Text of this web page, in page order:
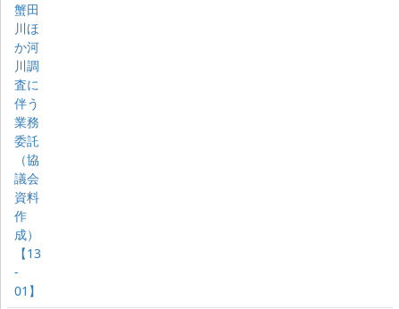
蟹田
川ほ
か河
川調
査に
伴う
業務
委託
（協
議会
資料
作
成）
【13
‐
01】